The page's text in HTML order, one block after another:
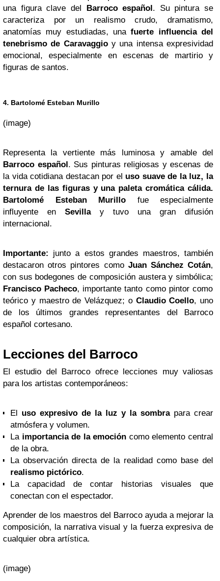
una figura clave del
Barroco español . Su pintura se
caracteriza por un realismo crudo, dramatismo,
anatomías muy estudiadas, unafuerte influencia del
tenebrismo de Caravaggioy una intensa expresividad
emocional, especialmente en escenas de martirio y
figuras de santos.
4. Bartolomé Esteban Murillo
(image)
Representa la vertiente más luminosa y amable del
Barroco español . Sus pinturas religiosas y escenas de
la vida cotidiana destacan por el uso suave de la luz, la
ternura de las figuras y una paleta cromática cálida.
Bartolomé Esteban Murillo fue especialmente
influyente en Sevillay tuvo una gran difusión
internacional.
Importante:
junto a estos grandes maestros, también
destacaron otros pintores como Juan Sánchez Cotán,
con sus bodegones de composición austera y simbólica;
Francisco Pacheco, importante tanto como pintor como
teórico y maestro de Velázquez; o Claudio Coello, uno
de los últimos grandes representantes del Barroco
español cortesano.
Lecciones del Barroco
El estudio del Barroco ofrece lecciones muy valiosas
para los artistas contemporáneos:
El uso expresivo de la luz y la sombrapara crear
atmósfera y volumen.
La importancia de la emoción como elemento central
de la obra.
La observación directa de la realidad como base del
realismo pictórico.
La capacidad de contar historias visuales que
conectan con el espectador.
Aprender de los maestros del Barroco ayuda a mejorar la
composición, la narrativa visual y la fuerza expresiva de
cualquier obra artística.
(image)